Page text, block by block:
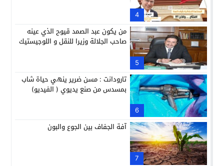
4
5
من يكون عبد الصمد قيوح الذي عينه
صاحب الجلالة وزيرا للنقل و اللوجيستيك
6
تارودانت : مسن ضرير ينهي حياة شاب
بمسدس من صنع يديوي ( الفيديو)
7
آفة الجفاف بين الجوع والبون